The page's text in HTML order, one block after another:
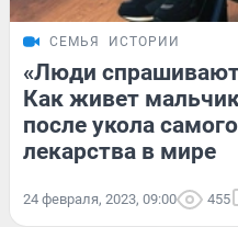
СЕМЬЯ ИСТОРИИ
«Люди
Как живет
после укола
лекарства в мире
24 февраля, 2023, 09:00 455